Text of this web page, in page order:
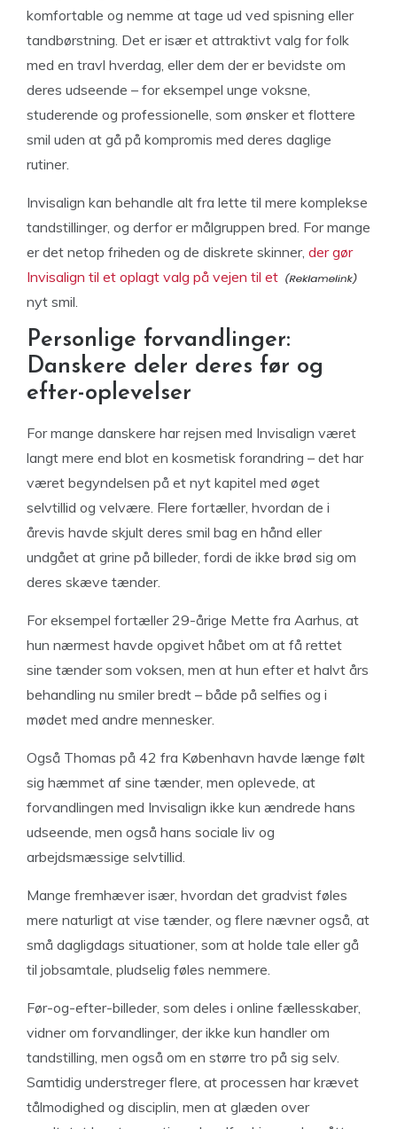
komfortable og nemme at tage ud ved spisning eller
tandbørstning. Det er især et attraktivt valg for folk
med en travl hverdag, eller dem der er bevidste om
deres udseende – for eksempel unge voksne,
studerende og professionelle, som ønsker et flottere
smil uden at gå på kompromis med deres daglige
rutiner.
Invisalign kan behandle alt fra lette til mere komplekse
tandstillinger, og derfor er målgruppen bred. For mange
er det netop friheden og de diskrete skinner, der gør
Invisalign til et oplagt valg på vejen til et
nyt smil.
Personlige forvandlinger:
Danskere deler deres før og
efter-oplevelser
For mange danskere har rejsen med Invisalign været
langt mere end blot en kosmetisk forandring – det har
været begyndelsen på et nyt kapitel med øget
selvtillid og velvære. Flere fortæller, hvordan de i
årevis havde skjult deres smil bag en hånd eller
undgået at grine på billeder, fordi de ikke brød sig om
deres skæve tænder.
For eksempel fortæller 29-årige Mette fra Aarhus, at
hun nærmest havde opgivet håbet om at få rettet
sine tænder som voksen, men at hun efter et halvt års
behandling nu smiler bredt – både på selfies og i
mødet med andre mennesker.
Også Thomas på 42 fra København havde længe følt
sig hæmmet af sine tænder, men oplevede, at
forvandlingen med Invisalign ikke kun ændrede hans
udseende, men også hans sociale liv og
arbejdsmæssige selvtillid.
Mange fremhæver især, hvordan det gradvist føles
mere naturligt at vise tænder, og flere nævner også, at
små dagligdags situationer, som at holde tale eller gå
til jobsamtale, pludselig føles nemmere.
Før-og-efter-billeder, som deles i online fællesskaber,
vidner om forvandlinger, der ikke kun handler om
tandstilling, men også om en større tro på sig selv.
Samtidig understreger flere, at processen har krævet
tålmodighed og disciplin, men at glæden over